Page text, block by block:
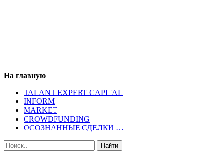
На главную
TALANT EXPERT CAPITAL
INFORM
MARKET
CROWDFUNDING
ОСОЗНАННЫЕ СДЕЛКИ …